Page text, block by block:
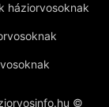
háziorvosoknak
©